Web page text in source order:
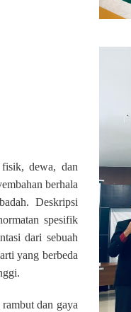
fisik, dewa, dan
berhala
Deskripsi
spesifik
dari sebuah
yang berbeda
dan gaya